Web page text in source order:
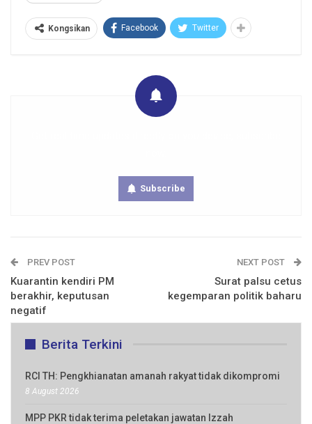
Kongsikan Facebook Twitter
Subscribe
PREV POST
Kuarantin kendiri PM
berakhir, keputusan
negatif
NEXT POST
Surat palsu cetus
kegemparan politik baharu
Berita Terkini
RCI TH: Pengkhianatan amanah rakyat tidak dikompromi
8 August 2026
MPP PKR tidak terima peletakan jawatan Izzah